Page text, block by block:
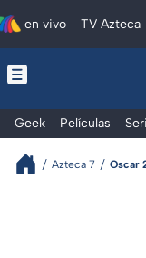
en vivo TV Azteca
Geek Películas
Azteca 7 Oscar